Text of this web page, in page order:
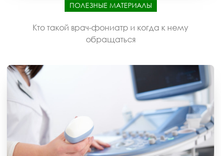
ПОЛЕЗНЫЕ МАТЕРИАЛЫ
Кто такой врач-фониатр и когда к нему
обращаться